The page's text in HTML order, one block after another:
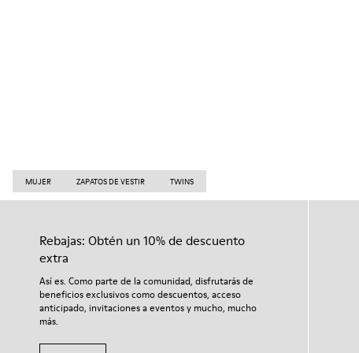
MUJER ZAPATOS DE VESTIR TWINS
Rebajas: Obtén un 10% de descuento
extra
Así es. Como parte de la comunidad, disfrutarás de
beneficios exclusivos como descuentos, acceso
anticipado, invitaciones a eventos y mucho, mucho
más.